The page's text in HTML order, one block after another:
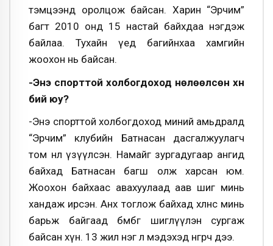
тэмцээнд оролцож байсан. Харин “Эрчим”
багт 2010 онд 15 настай байхдаа нэгдэж
байлаа. Тухайн үед багийнхаа хамгийн
жоохон нь байсан.
-Энэ спорттой холбогдоход нөлөөлсөн хүн
бий юу?
-Энэ спорттой холбогдоход миний амьдралд
“Эрчим” клубийн Батнасан дасгалжуулагч
том нөлөө үзүүлсэн. Намайг зургадугаар ангид
байхад Батнасан багш олж харсан юм.
Жоохон байхаас авахуулаад аав шиг минь
хандаж ирсэн. Анх тоглож байхад хөлнөөс минь
барьж байгаад бөмбөг өшиглүүлэн сургаж
байсан хүн. 13 жил нэг л мэдэхэд өнгөрч дээ.